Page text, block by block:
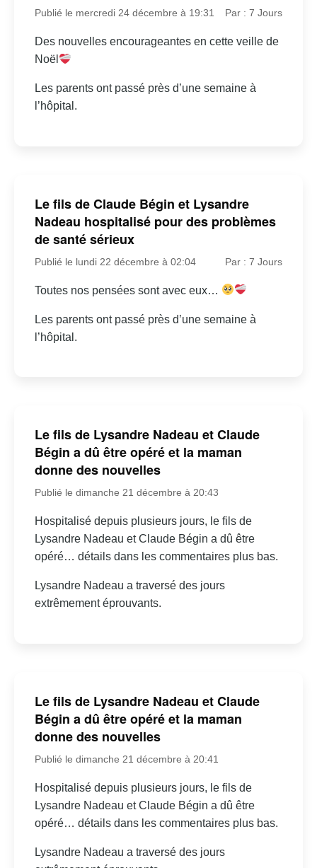
Publié le mercredi 24 décembre à 19:31 Par : 7 Jours
Des nouvelles encourageantes en cette veille de
Noël
Les parents ont passé près d’une semaine à
l’hôpital.
Le fils de Claude Bégin et Lysandre
Nadeau hospitalisé pour des problèmes
de santé sérieux
Publié le lundi 22 décembre à 02:04 Par : 7 Jours
Toutes nos pensées sont avec eux…
Les parents ont passé près d’une semaine à
l’hôpital.
Le fils de Lysandre Nadeau et Claude
Bégin a dû être opéré et la maman
donne des nouvelles
Publié le dimanche 21 décembre à 20:43
Hospitalisé depuis plusieurs jours, le fils de
Lysandre Nadeau et Claude Bégin a dû être
opéré… détails dans les commentaires plus bas.
Lysandre Nadeau a traversé des jours
extrêmement éprouvants.
Le fils de Lysandre Nadeau et Claude
Bégin a dû être opéré et la maman
donne des nouvelles
Publié le dimanche 21 décembre à 20:41
Hospitalisé depuis plusieurs jours, le fils de
Lysandre Nadeau et Claude Bégin a dû être
opéré… détails dans les commentaires plus bas.
Lysandre Nadeau a traversé des jours